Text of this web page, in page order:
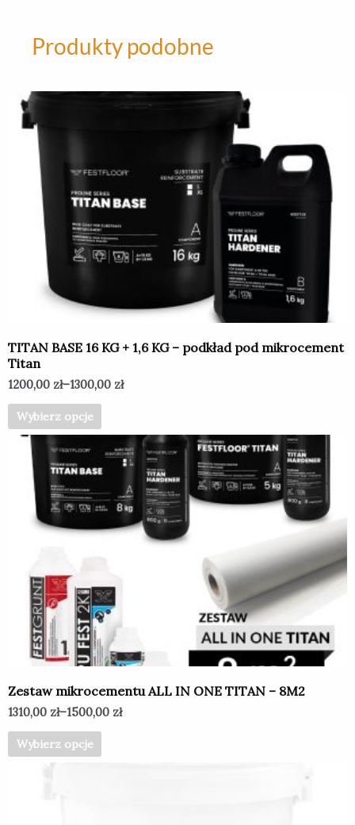
Produkty podobne
TITAN BASE 16 KG + 1,6 KG – podkład pod mikrocement
Titan
1200,00 zł–1300,00 zł
Wybierz opcje
Ten
produkt
wariantów.
Opcje
można
wybrać
Zestaw mikrocementu ALL IN ONE TITAN – 8M2
1310,00 zł–1500,00 zł
Wybierz opcje
produkt
wiele
wariantów.
można
wybrać
stronie